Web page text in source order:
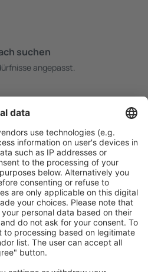
suchen
angepasst.
einer kostenlosen
für eingeloggte
mögen
Millionen Unterkünften: Hotels,
andere.